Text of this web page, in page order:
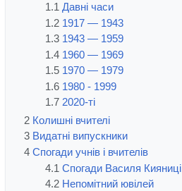
1.1 Давні часи
1.2 1917 — 1943
1.3 1943 — 1959
1.4 1960 — 1969
1.5 1970 — 1979
1.6 1980 - 1999
1.7 2020-ті
2 Колишні вчителі
3 Видатні випускники
4 Спогади учнів і вчителів
4.1 Спогади Василя Кияниці
4.2 Непомітний ювілей